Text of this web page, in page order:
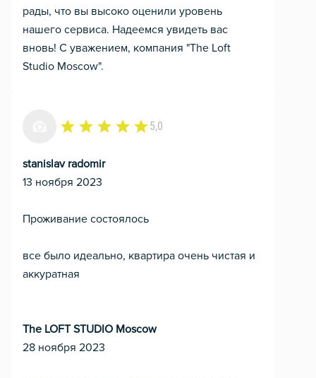
рады, что вы высоко оценили уровень
нашего сервиса. Надеемся увидеть вас
вновь! С уважением, компания "The Loft
Studio Moscow".
5,0
stanislav radomir
13 ноября 2023
Проживание состоялось
все было идеально, квартира очень чистая и
аккуратная
The LOFT STUDIO Moscow
28 ноября 2023